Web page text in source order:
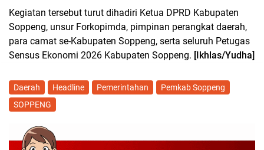
Kegiatan tersebut turut dihadiri Ketua DPRD Kabupaten
Soppeng, unsur Forkopimda, pimpinan perangkat daerah,
para camat se-Kabupaten Soppeng, serta seluruh Petugas
Sensus Ekonomi 2026 Kabupaten Soppeng. [Ikhlas/Yudha]
Daerah Headline Pemerintahan
Pemkab Soppeng
SOPPENG